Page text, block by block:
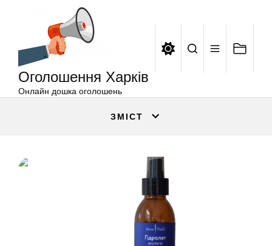
Оголошення Харків
Онлайн дошка оголошень
ЗМІСТ